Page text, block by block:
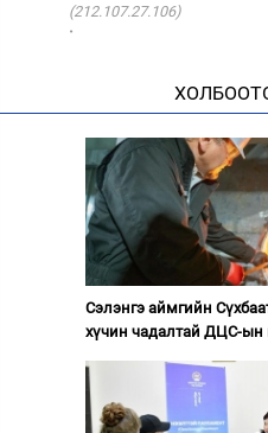
(212.107.27.106)
·
Сэлэнгэ аймгийн
хүчин чадалтай ДЦС-ын